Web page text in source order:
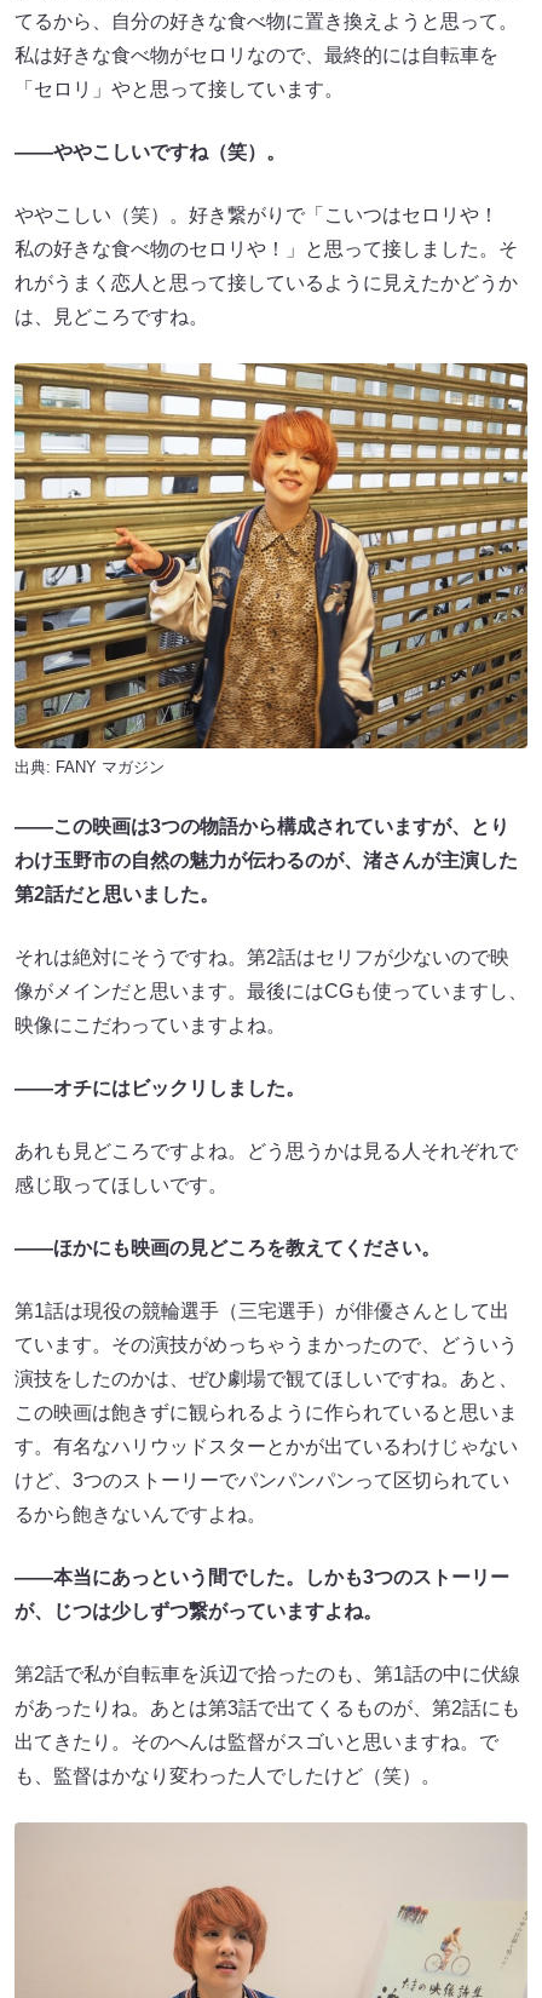
てるから、自分の好きな食べ物に置き換えようと思って。
私は好きな食べ物がセロリなので、最終的には自転車を
「セロリ」やと思って接しています。
——ややこしいですね（笑）。
ややこしい（笑）。好き繋がりで「こいつはセロリや！
私の好きな食べ物のセロリや！」と思って接しました。そ
れがうまく恋人と思って接しているように見えたかどうか
は、見どころですね。
出典: FANY マガジン
——この映画は3つの物語から構成されていますが、とり
わけ玉野市の自然の魅力が伝わるのが、渚さんが主演した
第2話だと思いました。
それは絶対にそうですね。第2話はセリフが少ないので映
像がメインだと思います。最後にはCGも使っていますし、
映像にこだわっていますよね。
——オチにはビックリしました。
あれも見どころですよね。どう思うかは見る人それぞれで
感じ取ってほしいです。
——ほかにも映画の見どころを教えてください。
第1話は現役の競輪選手（三宅選手）が俳優さんとして出
ています。その演技がめっちゃうまかったので、どういう
演技をしたのかは、ぜひ劇場で観てほしいですね。あと、
この映画は飽きずに観られるように作られていると思いま
す。有名なハリウッドスターとかが出ているわけじゃない
けど、3つのストーリーでパンパンパンって区切られてい
るから飽きないんですよね。
——本当にあっという間でした。しかも3つのストーリー
が、じつは少しずつ繋がっていますよね。
第2話で私が自転車を浜辺で拾ったのも、第1話の中に伏線
があったりね。あとは第3話で出てくるものが、第2話にも
出てきたり。そのへんは監督がスゴいと思いますね。で
も、監督はかなり変わった人でしたけど（笑）。